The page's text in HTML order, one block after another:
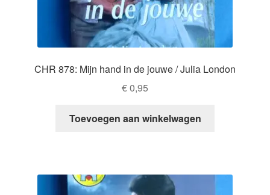
CHR 878: Mijn hand in de jouwe / Julia London
€0,95
Toevoegen aan winkelwagen